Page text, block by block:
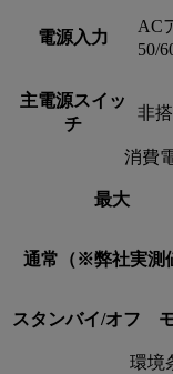
電源入力
AC
50/
主電源スイッ
チ
非
消費
最大
通常（※弊社実測
スタンバイ/オフ
環境